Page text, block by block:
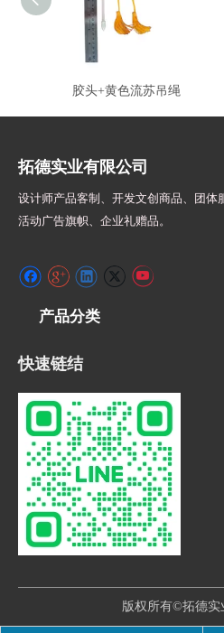
胶头+黄色流苏吊绳
拓德实业有限公司
设计师产品客制、开发文创商品、团体
活动广告旗帜、 企业礼赠品。
产品分类
快速链结
版权所有©拓德实